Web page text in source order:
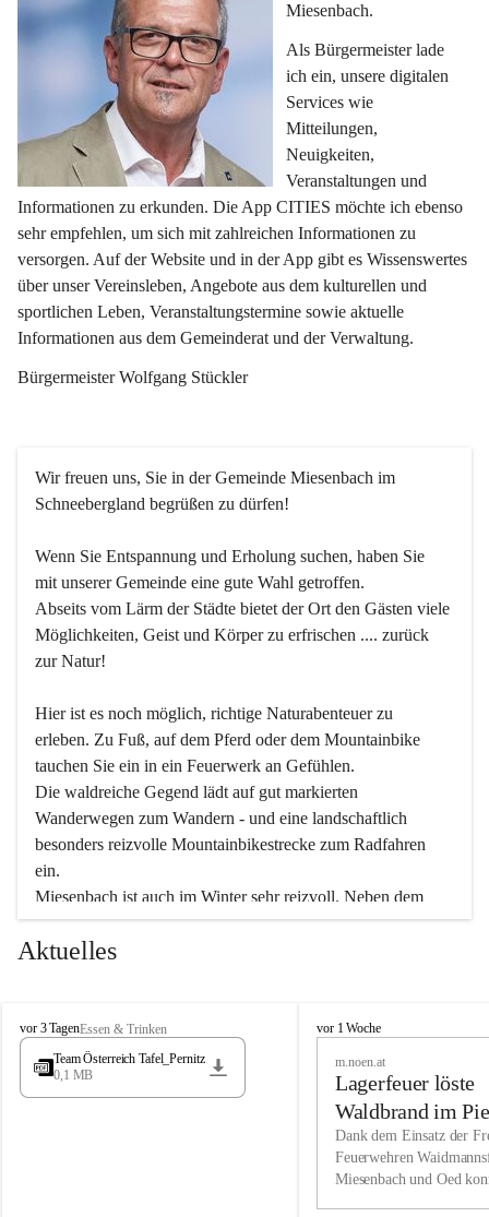
Miesenbach.
Als Bürgermeister lade
ich ein, unsere digitalen
Services wie
Mitteilungen,
Neuigkeiten,
Veranstaltungen und
Informationen zu erkunden. Die App CITIES möchte ich ebenso
sehr empfehlen, um sich mit zahlreichen Informationen zu
versorgen. Auf der Website und in der App gibt es Wissenswertes
über unser Vereinsleben, Angebote aus dem kulturellen und
sportlichen Leben, Veranstaltungstermine sowie aktuelle
Informationen aus dem Gemeinderat und der Verwaltung.
Bürgermeister Wolfgang Stückler
Wir freuen uns, Sie in der Gemeinde Miesenbach im
Schneebergland begrüßen zu dürfen!
Wenn Sie Entspannung und Erholung suchen, haben Sie
mit unserer Gemeinde eine gute Wahl getroffen.
Abseits vom Lärm der Städte bietet der Ort den Gästen viele
Möglichkeiten, Geist und Körper zu erfrischen .... zurück
zur Natur!
Hier ist es noch möglich, richtige Naturabenteuer zu
erleben. Zu Fuß, auf dem Pferd oder dem Mountainbike
tauchen Sie ein in ein Feuerwerk an Gefühlen.
Die waldreiche Gegend lädt auf gut markierten
Wanderwegen zum Wandern - und eine landschaftlich
besonders reizvolle Mountainbikestrecke zum Radfahren
ein.
Miesenbach ist auch im Winter sehr reizvoll. Neben dem
Eisstockschießen gibt es auf dem nahe gelegenen Unterberg
wunderschöne Naturschneepisten, die zum Schifahren oder
vielfältige Angebot unserer Kulturvereine.
Überzeugen Sie sich selbst, dass Sie in Miesenbach sowie
in den Beherbergungsbetrieben, Gaststätten und urigen
Wir kennen Miesenbach als lebens- und liebenswerten Ort.
Tradition und Innovation werden ebenso groß geschrieben
Aktuelles
M
i
s
vor 3 TagenEssen & Trinken
Team Österreich Tafel_Pernitz
0,1 MB
M
h
vor 1 Woche
m.noen.at
Lagerfeuer löste
Waldbrand im
aus
Dank dem Einsatz der
Feuerwehren
Miesenbach und Oed